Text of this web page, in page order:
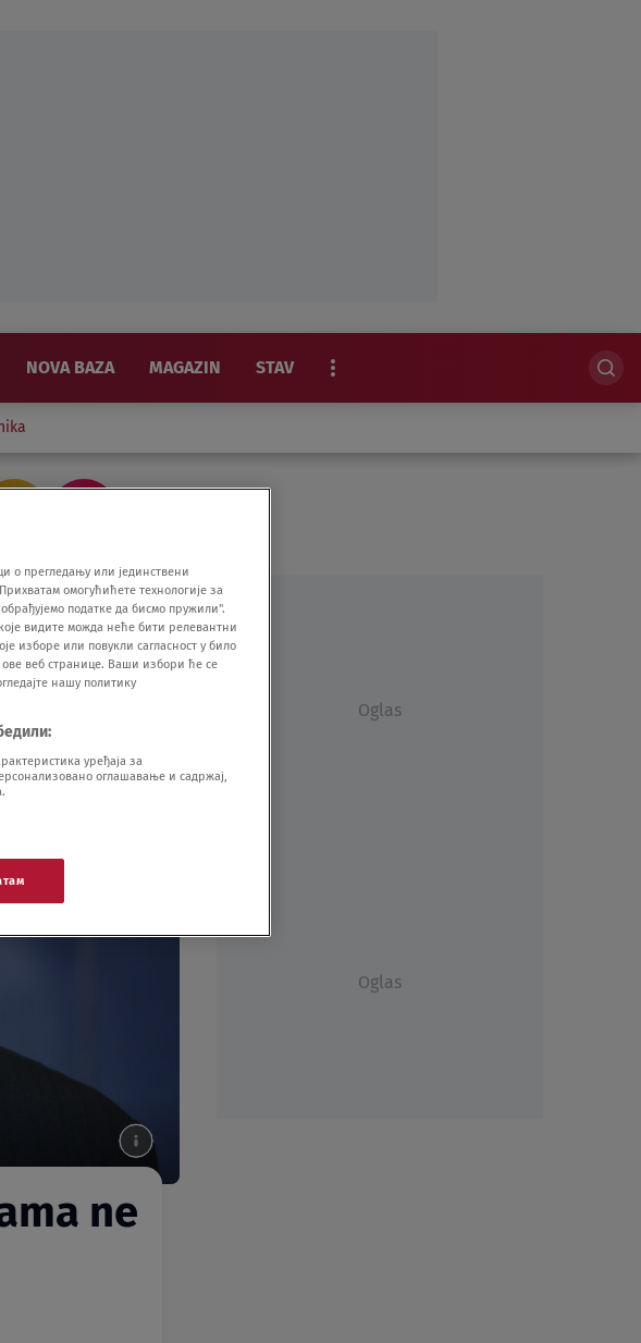
NOVA BAZA MAGAZIN STAV
ne
Oglas
Oglas
о прегледању или јединствени
омогућићете технологије за
податке да бисмо пружили".
видите можда неће бити релевантни
изборе или повукли сагласност у било
веб странице. Ваши избори ће се
нашу политику
уређаја за
оглашавање и садржај,